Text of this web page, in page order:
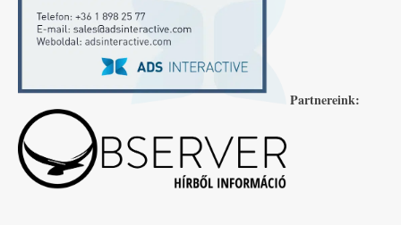
Partnereink: